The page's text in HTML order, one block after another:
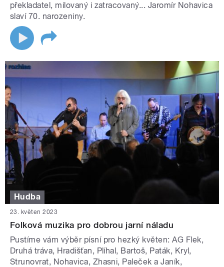
překladatel, milovaný i zatracovaný... Jaromír Nohavica
slaví 70. narozeniny.
Hudba
23. květen 2023
Folková muzika pro dobrou jarní náladu
Pustíme vám výběr písní pro hezký květen: AG Flek,
Druhá tráva, Hradišťan, Plíhal, Bartoš, Paták, Kryl,
Strunovrat, Nohavica, Zhasni, Paleček a Janík,